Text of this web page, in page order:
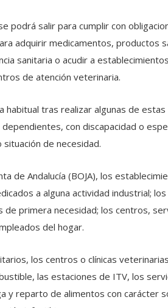
podrá salir para cumplir con
adquirir medicamentos, productos
sanitaria o acudir a
de atención veterinaria.
habitual tras realizar algunas de
con discapacidad o
de necesidad.
de Andalucía (BOJA), los
a alguna actividad industrial;
primera necesidad; los centros,
del hogar.
los centros o clínicas
las estaciones de ITV, los
y reparto de alimentos con carácter